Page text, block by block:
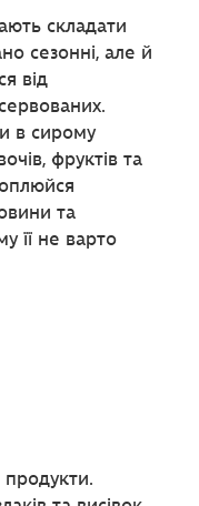
складати
сезонні, але й
від
в сирому
фруктів та
та
її не варто
продукти.